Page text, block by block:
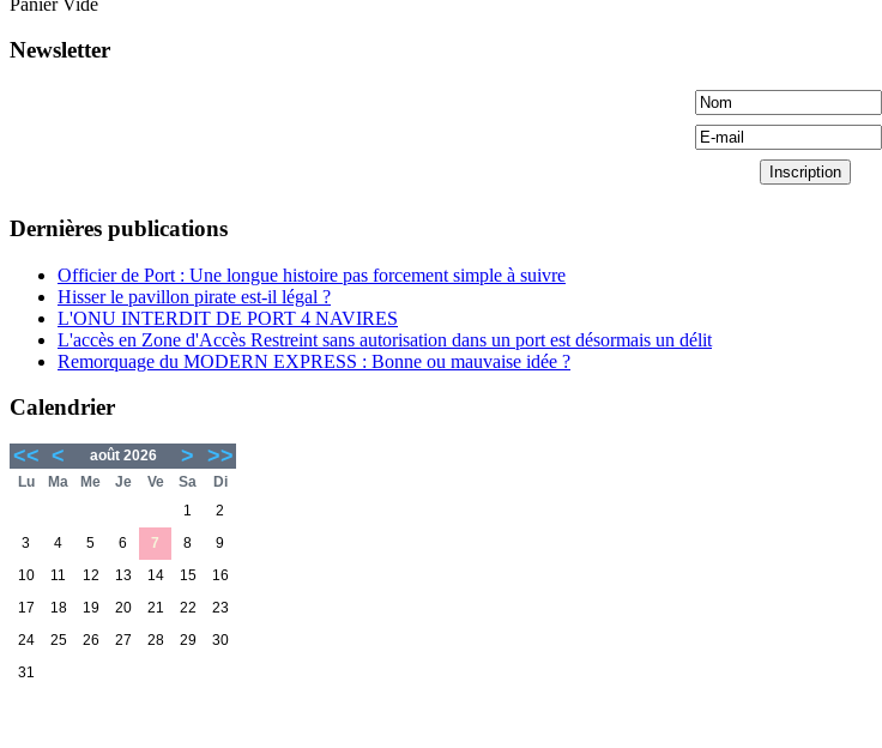
Newsletter
Dernières publications
Officier de Port : Une longue histoire pas forcement simple à suivre
Hisser le pavillon pirate est-il légal ?
L'ONU INTERDIT DE PORT 4 NAVIRES
L'accès en Zone d'Accès Restreint sans autorisation dans un port est désormais un délit
Remorquage du MODERN EXPRESS : Bonne ou mauvaise idée ?
Calendrier
<< < août 2026 > >>
Lu Ma Me Je Ve Sa
Di
1
2
3
4 5 6 7 8
9
10
11 12 13 14 15
16
17
18 19 20 21 22
23
24
25 26 27 28 29
30
31